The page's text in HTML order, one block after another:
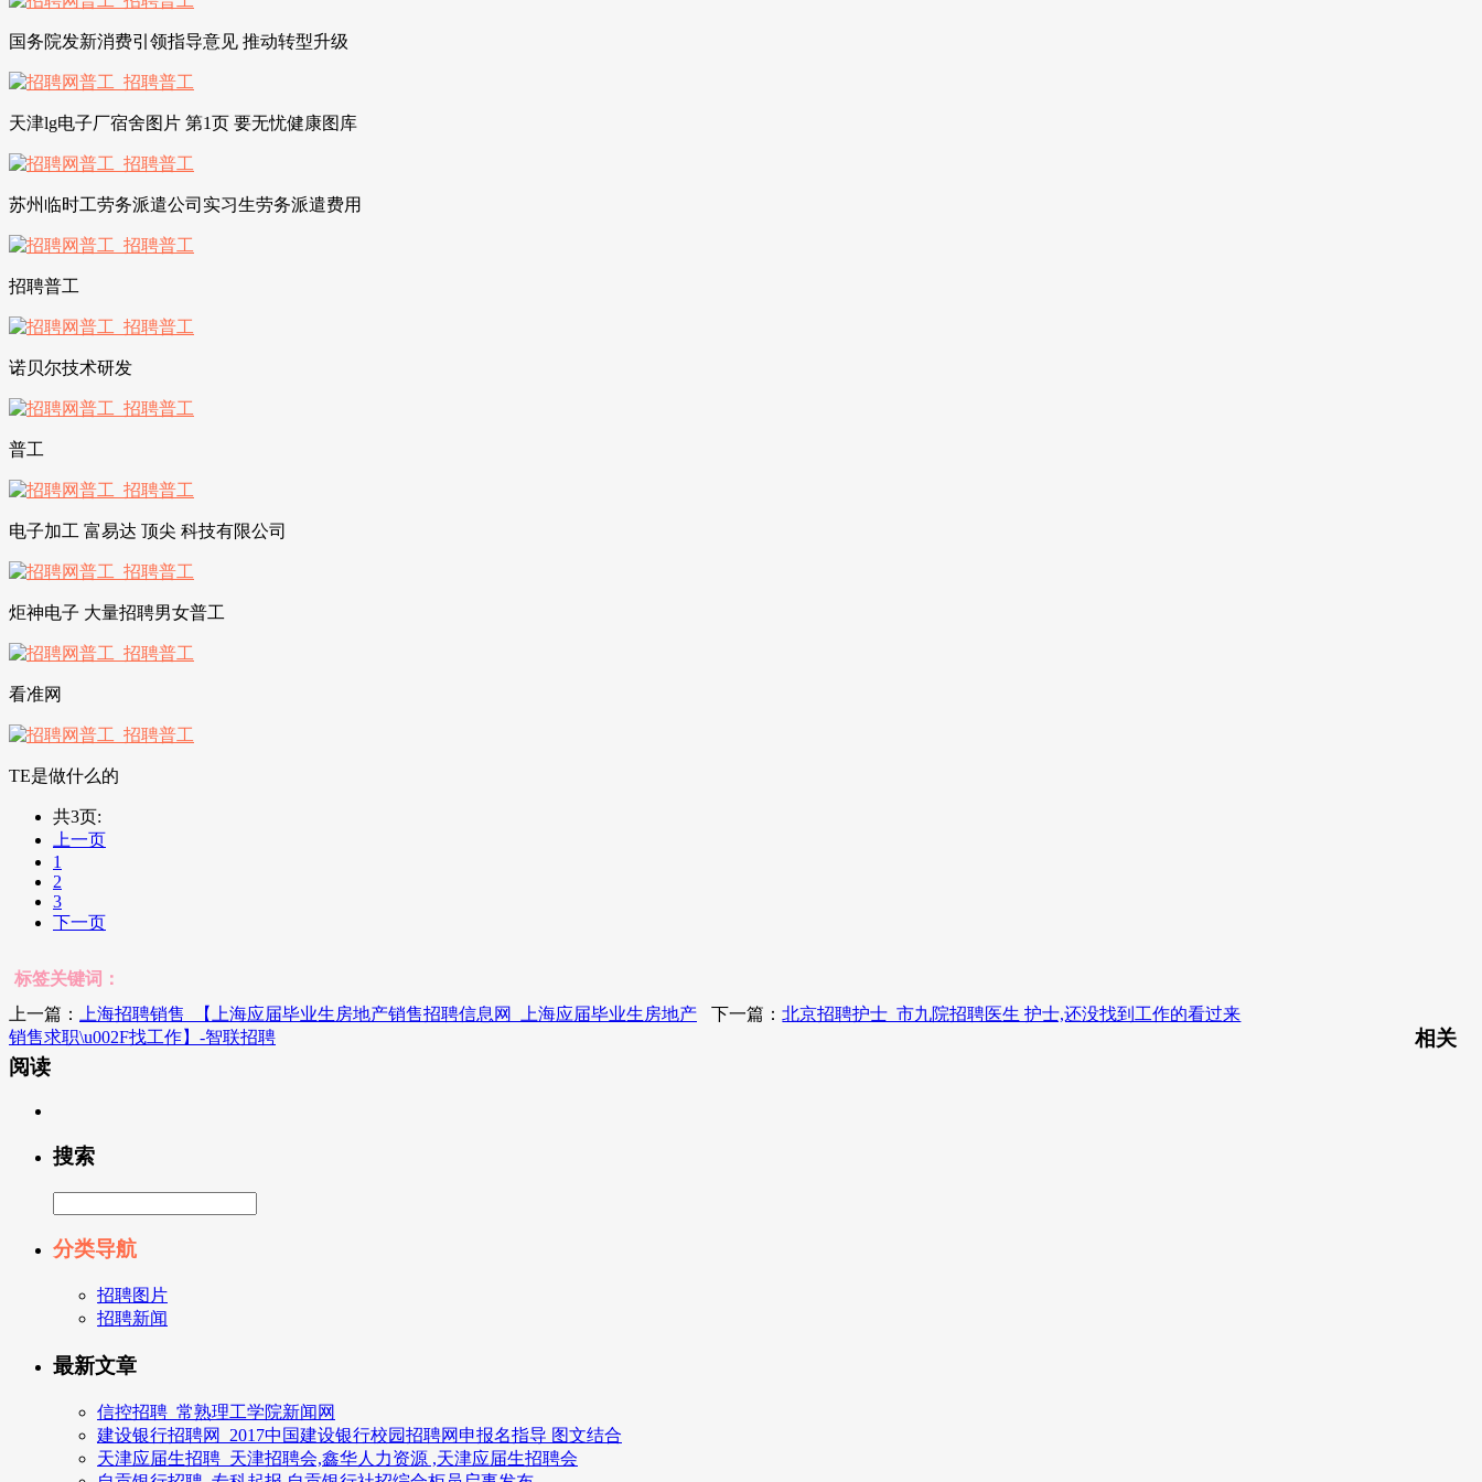
国务院发新消费引领指导意见 推动转型升级
天津lg电子厂宿舍图片 第1页 要无忧健康图库
苏州临时工劳务派遣公司实习生劳务派遣费用
招聘普工
诺贝尔技术研发
普工
电子加工 富易达 顶尖 科技有限公司
炬神电子 大量招聘男女普工
看准网
TE是做什么的
共3页:
上一页
1
2
3
下一页
标签关键词：
上一篇：
上海招聘销售_【上海应届毕业生房地产销售招聘信息网_上海应届毕业生房地产
销售求职\u002F找工作】-智联招聘
下一篇：北京招聘护士_市九院招聘医生 护士,还没找到工作的看过来
相关
阅读
搜索
分类导航
招聘图片
招聘新闻
最新文章
信控招聘_常熟理工学院新闻网
建设银行招聘网_2017中国建设银行校园招聘网申报名指导 图文结合
天津应届生招聘_天津招聘会,鑫华人力资源 ,天津应届生招聘会